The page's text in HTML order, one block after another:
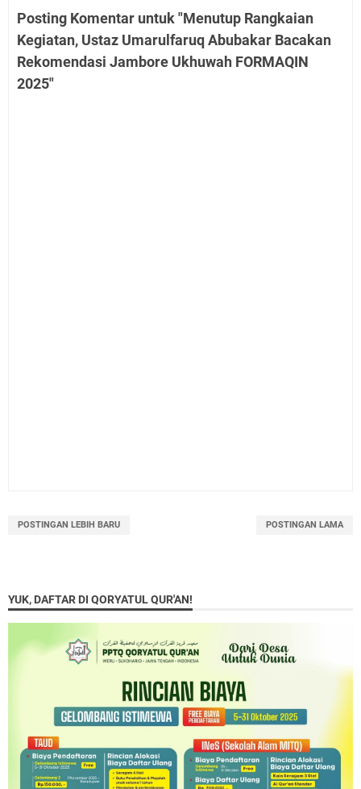
Posting Komentar untuk "Menutup Rangkaian
Kegiatan, Ustaz Umarulfaruq Abubakar Bacakan
Rekomendasi Jambore Ukhuwah FORMAQIN
2025"
POSTINGAN LEBIH BARU POSTINGAN LAMA
YUK, DAFTAR DI QORYATUL QUR'AN!